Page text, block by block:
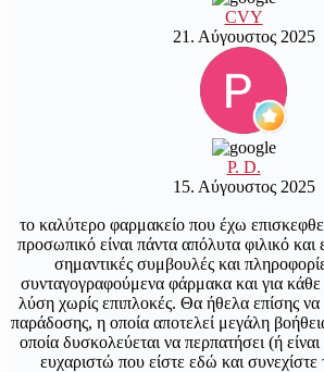
CVY
21. Αύγουστος 2025
P. D.
15. Αύγουστος 2025
το καλύτερο φαρμακείο που έχω
προσωπικό είναι πάντα απόλυτα φιλικό και
σημαντικές συμβουλές και
συνταγογραφούμενα φάρμακα και για
λύση χωρίς επιπλοκές. Θα ήθελα επίσης
παράδοσης, η οποία αποτελεί μεγάλη
οποία δυσκολεύεται να περπατήσει (ή
ευχαριστώ που είστε εδώ και συνεχίστε